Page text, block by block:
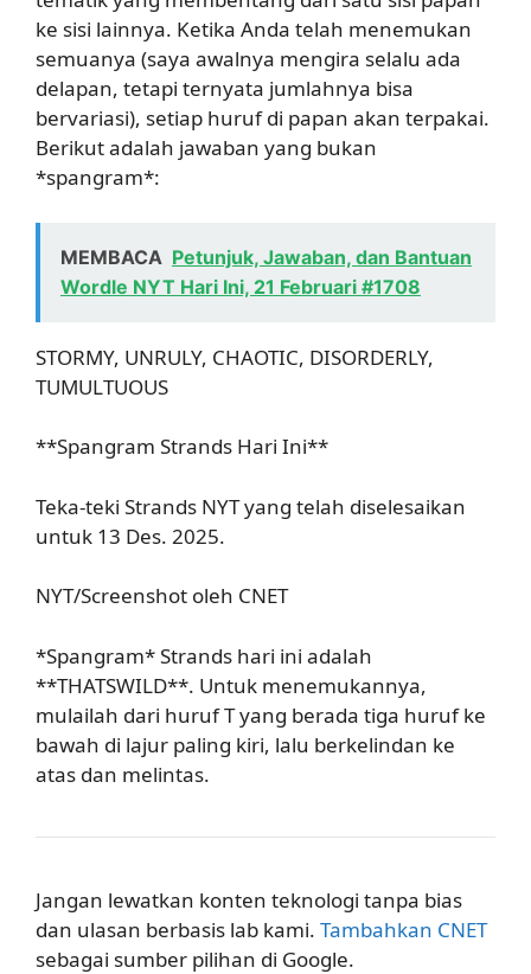
ke sisi lainnya. Ketika Anda telah menemukan
semuanya (saya awalnya mengira selalu ada
delapan, tetapi ternyata jumlahnya bisa
bervariasi), setiap huruf di papan akan terpakai.
Berikut adalah jawaban yang bukan
*spangram*:
MEMBACA Petunjuk, Jawaban, dan Bantuan
Wordle NYT Hari Ini, 21 Februari #1708
STORMY, UNRULY, CHAOTIC, DISORDERLY,
TUMULTUOUS
**Spangram Strands Hari Ini**
Teka-teki Strands NYT yang telah diselesaikan
untuk 13 Des. 2025.
NYT/Screenshot oleh CNET
*Spangram* Strands hari ini adalah
**THATSWILD**. Untuk menemukannya,
mulailah dari huruf T yang berada tiga huruf ke
bawah di lajur paling kiri, lalu berkelindan ke
atas dan melintas.
Jangan lewatkan konten teknologi tanpa bias
dan ulasan berbasis lab kami. Tambahkan CNET
sebagai sumber pilihan di Google.